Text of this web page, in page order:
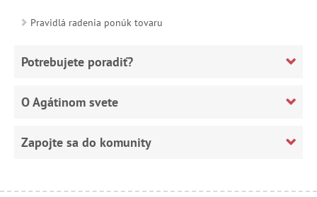
Pravidlá radenia ponúk tovaru
Potrebujete poradiť?
O Agátinom svete
Zapojte sa do komunity